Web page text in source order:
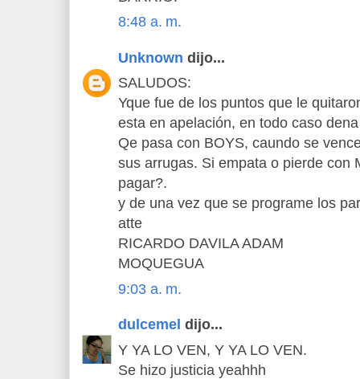
8:48 a. m.
Unknown dijo...
SALUDOS:
Yque fue de los puntos que le
esta en apelación, en todo caso
Qe pasa con BOYS, caundo se
sus arrugas. Si empata o pierde con
pagar?.
y de una vez que se programe los
atte
RICARDO DAVILA ADAM
MOQUEGUA
9:03 a. m.
dulcemel dijo...
Y YA LO VEN, Y YA LO VEN.
Se hizo justicia yeahhh